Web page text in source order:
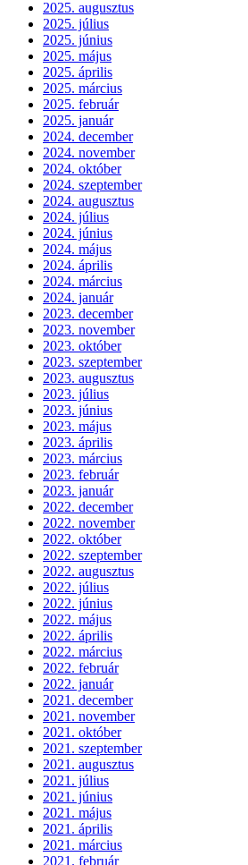
2025. augusztus
2025. július
2025. június
2025. május
2025. április
2025. március
2025. február
2025. január
2024. december
2024. november
2024. október
2024. szeptember
2024. augusztus
2024. július
2024. június
2024. május
2024. április
2024. március
2024. január
2023. december
2023. november
2023. október
2023. szeptember
2023. augusztus
2023. július
2023. június
2023. május
2023. április
2023. március
2023. február
2023. január
2022. december
2022. november
2022. október
2022. szeptember
2022. augusztus
2022. július
2022. június
2022. május
2022. április
2022. március
2022. február
2022. január
2021. december
2021. november
2021. október
2021. szeptember
2021. augusztus
2021. július
2021. június
2021. május
2021. április
2021. március
2021. február